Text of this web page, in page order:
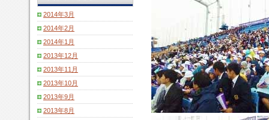
2014年3月
2014年2月
2014年1月
2013年12月
2013年11月
2013年10月
2013年9月
2013年8月